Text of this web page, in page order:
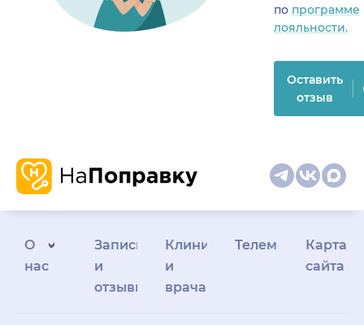
по программе
лояльности.
Оставить
отзыв
О
нас
Запись
и
отзывы
Клиникам
и
врачам
Телемедицина
Карта
сайта